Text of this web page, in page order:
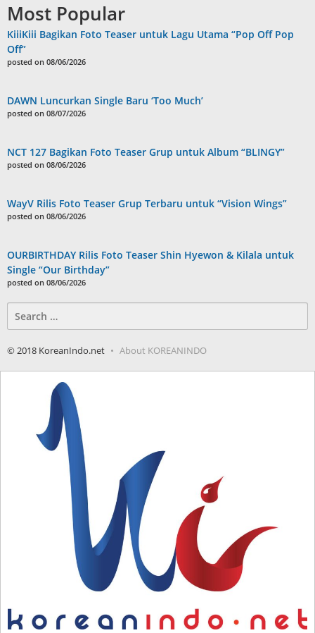
Most Popular
KiiiKiii Bagikan Foto Teaser untuk Lagu Utama “Pop Off Pop
Off”
posted on 08/06/2026
DAWN Luncurkan Single Baru ‘Too Much’
posted on 08/07/2026
NCT 127 Bagikan Foto Teaser Grup untuk Album “BLINGY”
posted on 08/06/2026
WayV Rilis Foto Teaser Grup Terbaru untuk “Vision Wings”
posted on 08/06/2026
OURBIRTHDAY Rilis Foto Teaser Shin Hyewon & Kilala untuk
Single “Our Birthday”
posted on 08/06/2026
for:
© 2018 KoreanIndo.net About KOREANINDO